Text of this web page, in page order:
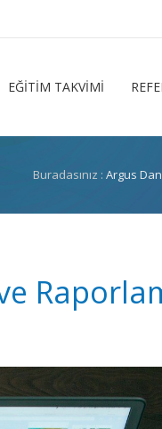
EĞİTİM TAKVİMİ
Buradasınız : Argus